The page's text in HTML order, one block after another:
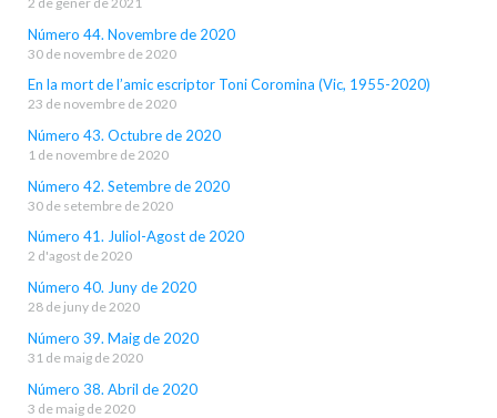
Número 44. Novembre de 2020
30 de novembre de 2020
En la mort de l’amic escriptor Toni Coromina (Vic, 1955-2020)
23 de novembre de 2020
Número 43. Octubre de 2020
1 de novembre de 2020
Número 42. Setembre de 2020
30 de setembre de 2020
Número 41. Juliol-Agost de 2020
2 d'agost de 2020
Número 40. Juny de 2020
28 de juny de 2020
Número 39. Maig de 2020
31 de maig de 2020
Número 38. Abril de 2020
3 de maig de 2020